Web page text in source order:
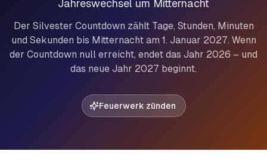
Jahreswechsel um Mitternacht
Der Silvester Countdown zählt Tage, Stunden, Minuten
und Sekunden bis Mitternacht am 1. Januar 2027. Wenn
der Countdown null erreicht, endet das Jahr 2026 – und
das neue Jahr 2027 beginnt.
Feuerwerk zünden